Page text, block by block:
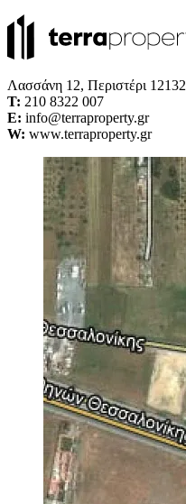
Λασσάνη 12, Περιστέρι 12132
Τ: 210 8322 007
E: info@terraproperty.gr
W: www.terraproperty.gr